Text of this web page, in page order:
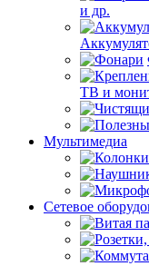
и др.
ТВ и
Мультимедиа
Сетевое